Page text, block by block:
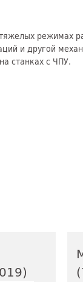
режимах
и другой
станках с ЧПУ.